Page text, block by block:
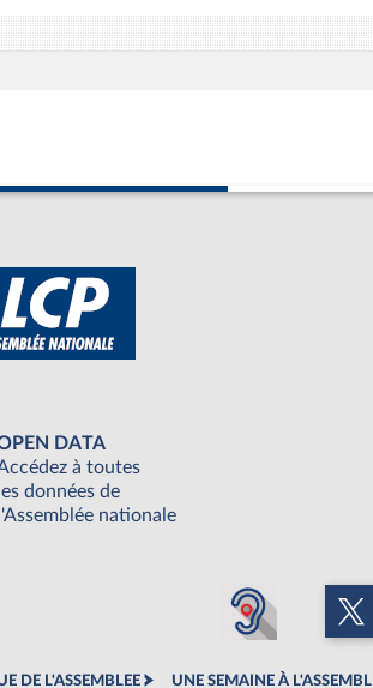
DATA
à toutes
les données de
l'Assemblée nationale
DE L'ASSEMBLEE UNE SEMAINE À